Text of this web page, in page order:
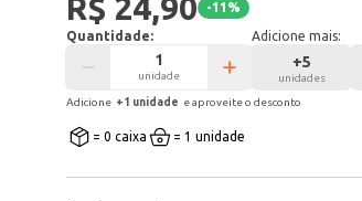
R$ 24,90 -11 %
Quantidade:
unidade
Adicione mais:
+5
unidades
Adicione +1 unidade e aproveite o desconto
= 0 caixa = 1 unidade